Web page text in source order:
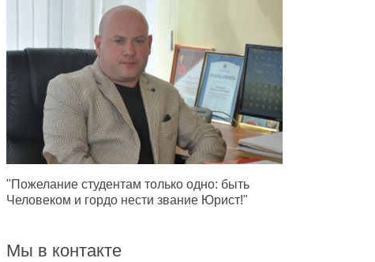
"Пожелание студентам только одно: быть
Человеком и гордо нести звание Юрист!"
Мы в контакте